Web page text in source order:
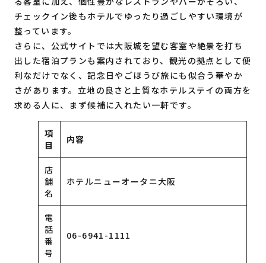
チェックイン後もホテルでゆったり過ごしやすい環境が
整っています。
さらに、公式サイトでは大阪城を望む客室や絶景を打ち
出した宿泊プランも案内されており、観光の拠点として便
利なだけでなく、記念日やごほうび旅にも似合う華やか
さがあります。立地の良さと上質なホテルステイの両方を
求める人に、まず候補に入れたい一軒です。
項
目
内容
店
舗
名
ホテルニューオータニ大阪
電
話
番
号
06-6941-1111